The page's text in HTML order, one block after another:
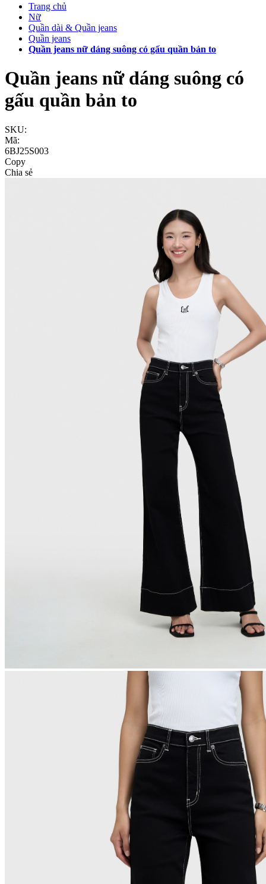
Trang chủ
Nữ
Quần dài & Quần jeans
Quần jeans
Quần jeans nữ dáng suông có gấu quần bản to
Quần jeans nữ dáng suông có
gấu quần bản to
SKU:
Mã:
6BJ25S003
Copy
Chia sẻ